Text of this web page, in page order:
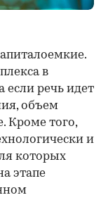
в
если речь идет
объем
Кроме того,
и
которых
этапе